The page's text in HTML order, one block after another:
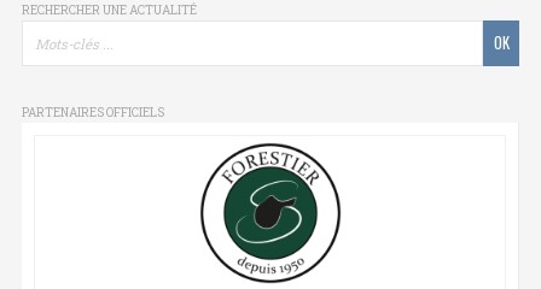
RECHERCHER UNE ACTUALITÉ
PARTENAIRES OFFICIELS